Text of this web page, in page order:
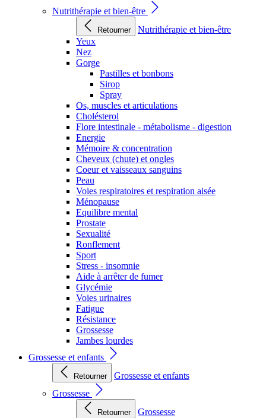
Nutrithérapie et bien-être
Retourner
Nutrithérapie et bien-être
Yeux
Nez
Gorge
Pastilles et bonbons
Sirop
Spray
Os, muscles et articulations
Cholésterol
Flore intestinale - métabolisme - digestion
Energie
Mémoire & concentration
Cheveux (chute) et ongles
Coeur et vaisseaux sanguins
Peau
Voies respiratoires et respiration aisée
Ménopause
Equilibre mental
Prostate
Sexualité
Ronflement
Sport
Stress - insomnie
Aide à arrêter de fumer
Glycémie
Voies urinaires
Fatigue
Résistance
Grossesse
Jambes lourdes
Grossesse et enfants
Retourner
Grossesse et enfants
Grossesse
Retourner
Grossesse